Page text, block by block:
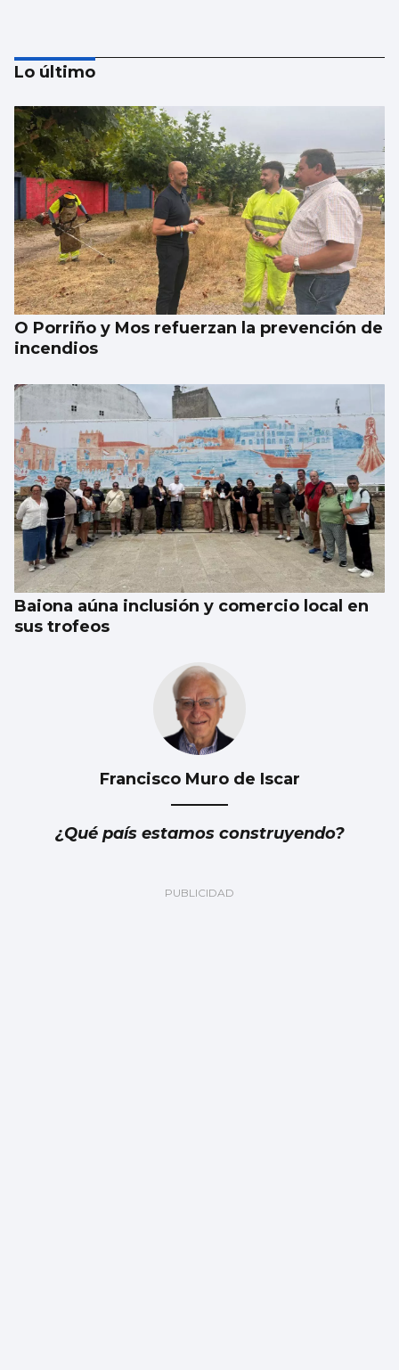
Vivienda y dependencia, ejes de los
presupuestos gallegos de 2027
Lo último
O Porriño y Mos refuerzan la prevención de
incendios
Baiona aúna inclusión y comercio local en
sus trofeos
Francisco Muro de Iscar
¿Qué país estamos construyendo?